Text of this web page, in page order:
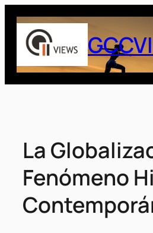
Saltar
contenido
La
Fenómeno